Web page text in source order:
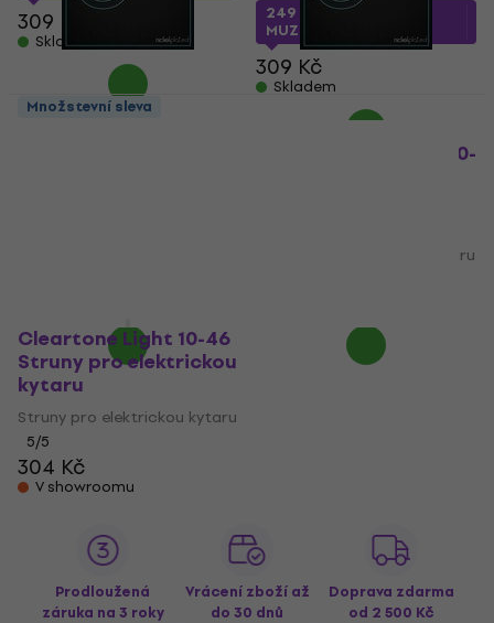
309 Kč
Skladem
249 Kč
s kódem
MUZMUZ-15
309 Kč
Skladem
Cleartone Light
Top/Heavy Bottom 10-
Struny pro elektrickou kytaru
Množstevní sleva
Cleartone Light 10-46
Struny pro elektrickou
kytaru
Struny pro elektrickou kytaru
5/5
304 Kč
V showroomu
Prodloužená
záruka na 3 roky
Vrácení zboží až
do 30 dnů
Doprava zdarma
od 2 500 Kč